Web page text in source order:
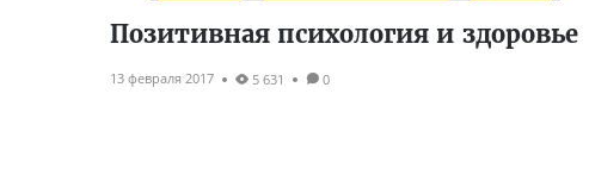
Позитивная психология и здоровье
13 февраля 2017 5 631 0